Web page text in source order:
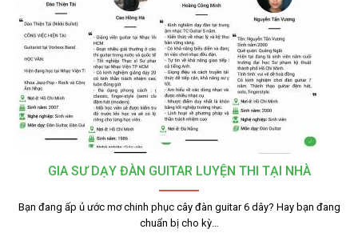
GIA SƯ DẠY ĐÀN GUITAR LUYỆN THI TẠI NHÀ
Bạn đang ấp ủ ước mơ chinh phục cây đàn guitar 6 dây? Hay bạn đang
chuẩn bị cho kỳ…